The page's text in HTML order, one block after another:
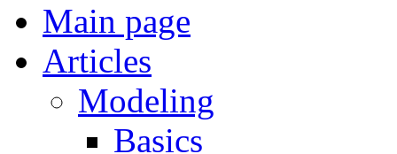
Main page
Articles
Modeling
Basics